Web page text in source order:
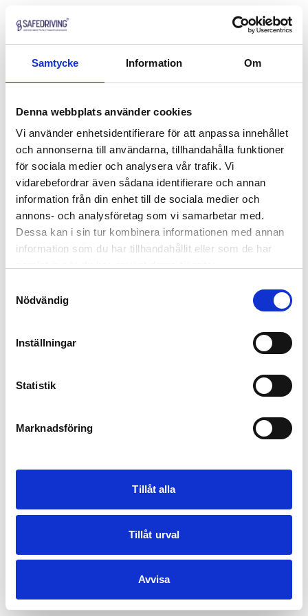
Samtycke Information Om
Denna webbplats använder cookies
Vi använder enhetsidentifierare för att anpassa innehållet
och annonserna till användarna, tillhandahålla funktioner
för sociala medier och analysera vår trafik. Vi
vidarebefordrar även sådana identifierare och annan
information från din enhet till de sociala medier och
annons- och analysföretag som vi samarbetar med.
Dessa kan i sin tur kombinera informationen med annan
information som du har tillhandahållit eller som de har
Nödvändig
Inställningar
Statistik
Marknadsföring
Tillåt alla
Tillåt urval
Avvisa